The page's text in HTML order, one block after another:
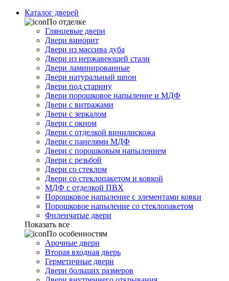
Каталог дверей
По отделке
Глянцевые двери
Двери винорит
Двери из массива дуба
Двери из нержавеющей стали
Двери ламинированные
Двери натуральный шпон
Двери под старину
Двери порошковое напыление и МДФ
Двери с витражами
Двери с зеркалом
Двери с окном
Двери с отделкой винилискожа
Двери с панелями МДФ
Двери с порошковым напылением
Двери с резьбой
Двери со стеклом
Двери со стеклопакетом и ковкой
МДФ с отделкой ПВХ
Порошковое напыление с элементами ковки
Порошковое напыление со стеклопакетом
Филенчатые двери
Показать все
По особенностям
Арочные двери
Вторая входная дверь
Герметичные двери
Двери больших размеров